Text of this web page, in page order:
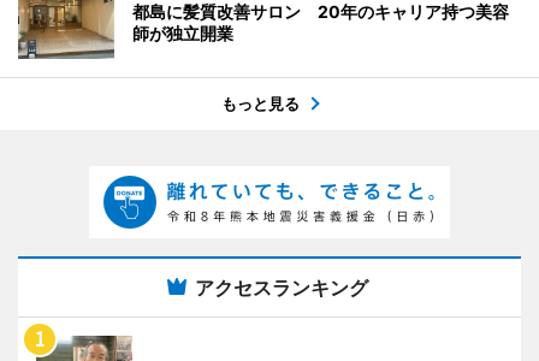
都島に髪質改善サロン 20年のキャリア持つ美容
師が独立開業
もっと見る
アクセスランキング